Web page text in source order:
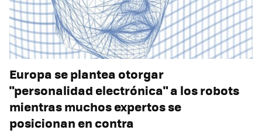
Europa se plantea otorgar
"personalidad electrónica" a los robots
mientras muchos expertos se
posicionan en contra